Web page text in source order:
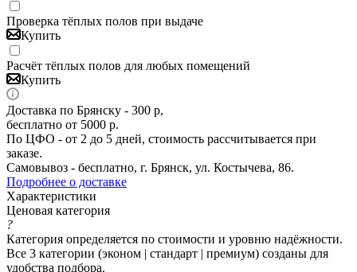
Проверка тёплых полов при выдаче
Купить
Расчёт тёплых полов для любых помещений
Купить
Доставка по Брянску - 300 р,
бесплатно от 5000 р.
По ЦФО - от 2 до 5 дней, стоимость рассчитывается при
заказе.
Самовывоз - бесплатно, г. Брянск, ул. Костычева, 86.
Подробнее о доставке
Характеристики
Ценовая категория
?
Категория определяется по стоимости и уровню надёжности.
Все 3 категории (эконом | стандарт | премиум) созданы для
удобства подбора.